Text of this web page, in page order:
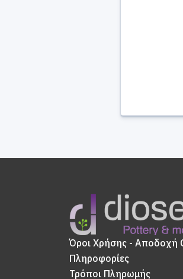
Όροι Χρήσης - Αποδοχή
Πληροφορίες
Τρόποι Πληρωμής